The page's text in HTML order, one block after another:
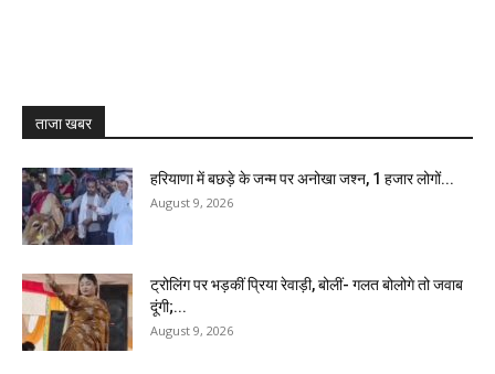
ताजा खबर
हरियाणा में बछड़े के जन्म पर अनोखा जश्न, 1 हजार लोगों...
August 9, 2026
ट्रोलिंग पर भड़कीं प्रिया रेवाड़ी, बोलीं- गलत बोलोगे तो जवाब
दूंगी;...
August 9, 2026